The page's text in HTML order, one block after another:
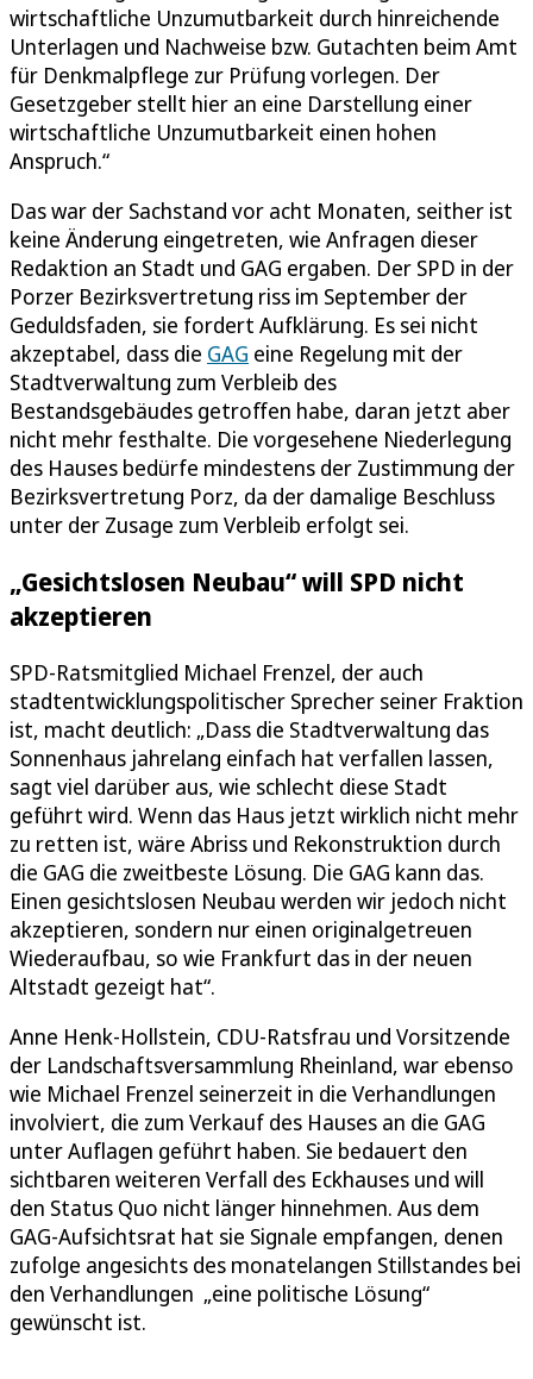
wirtschaftliche Unzumutbarkeit durch hinreichende
Unterlagen und Nachweise bzw. Gutachten beim Amt
für Denkmalpflege zur Prüfung vorlegen. Der
Gesetzgeber stellt hier an eine Darstellung einer
wirtschaftliche Unzumutbarkeit einen hohen
Anspruch.“
Das war der Sachstand vor acht Monaten, seither ist
keine Änderung eingetreten, wie Anfragen dieser
Redaktion an Stadt und GAG ergaben. Der SPD in der
Porzer Bezirksvertretung riss im September der
Geduldsfaden, sie fordert Aufklärung. Es sei nicht
akzeptabel, dass die GAG eine Regelung mit der
Stadtverwaltung zum Verbleib des
Bestandsgebäudes getroffen habe, daran jetzt aber
nicht mehr festhalte. Die vorgesehene Niederlegung
des Hauses bedürfe mindestens der Zustimmung der
Bezirksvertretung Porz, da der damalige Beschluss
unter der Zusage zum Verbleib erfolgt sei.
„Gesichtslosen Neubau“ will SPD nicht
akzeptieren
SPD-Ratsmitglied Michael Frenzel, der auch
stadtentwicklungspolitischer Sprecher seiner Fraktion
ist, macht deutlich: „Dass die Stadtverwaltung das
Sonnenhaus jahrelang einfach hat verfallen lassen,
sagt viel darüber aus, wie schlecht diese Stadt
geführt wird. Wenn das Haus jetzt wirklich nicht mehr
zu retten ist, wäre Abriss und Rekonstruktion durch
die GAG die zweitbeste Lösung. Die GAG kann das.
Einen gesichtslosen Neubau werden wir jedoch nicht
akzeptieren, sondern nur einen originalgetreuen
Wiederaufbau, so wie Frankfurt das in der neuen
Altstadt gezeigt hat“.
Anne Henk-Hollstein, CDU-Ratsfrau und Vorsitzende
der Landschaftsversammlung Rheinland, war ebenso
wie Michael Frenzel seinerzeit in die Verhandlungen
involviert, die zum Verkauf des Hauses an die GAG
unter Auflagen geführt haben. Sie bedauert den
sichtbaren weiteren Verfall des Eckhauses und will
den Status Quo nicht länger hinnehmen. Aus dem
GAG-Aufsichtsrat hat sie Signale empfangen, denen
zufolge angesichts des monatelangen Stillstandes bei
den Verhandlungen „eine politische Lösung“
gewünscht ist.